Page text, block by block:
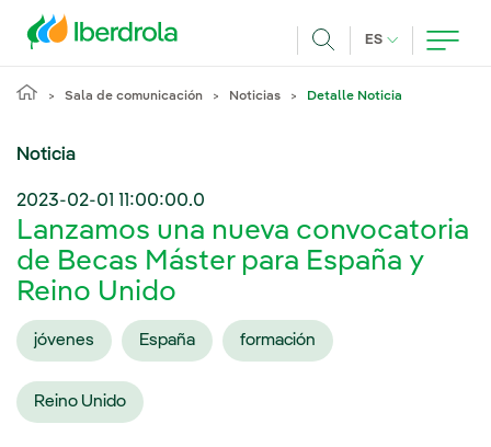
ES IDIOMA
Sala de comunicación Noticias Detalle Noticia
Noticia
2023-02-01 11:00:00.0
Lanzamos una nueva convocatoria
de Becas Máster para España y
Reino Unido
jóvenes España formación
Reino Unido